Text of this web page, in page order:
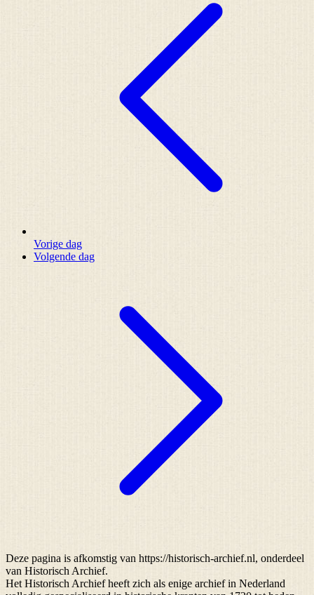
Vorige dag
Volgende dag
Deze pagina is afkomstig van https://historisch-archief.nl, onderdeel
van Historisch Archief.
Het Historisch Archief heeft zich als enige archief in Nederland